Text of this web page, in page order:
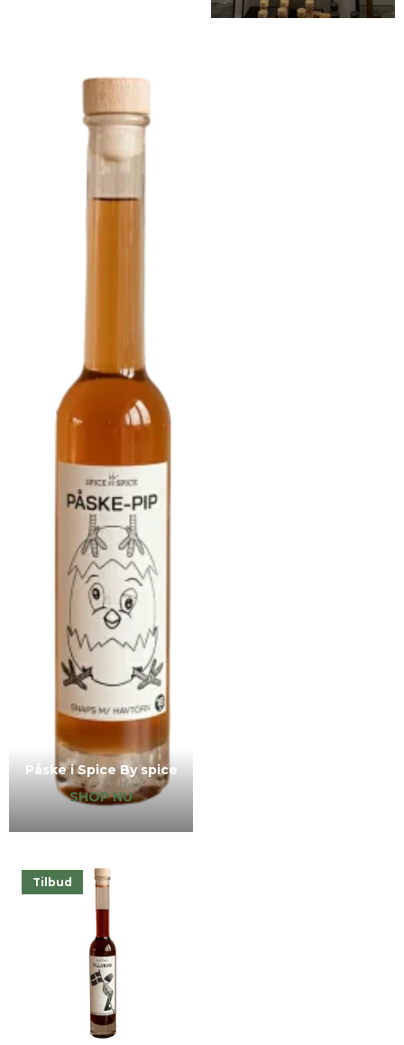
Påske i Spice By spice
SHOP NU
Tilbud